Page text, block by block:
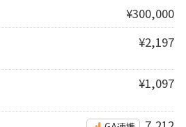
¥300,000
¥2,197
¥1,097